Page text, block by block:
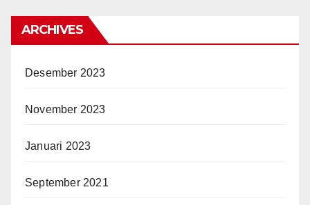
ARCHIVES
Desember 2023
November 2023
Januari 2023
September 2021